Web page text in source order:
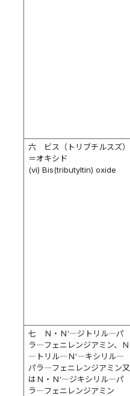
六 ビス（トリブチルスズ）
＝オキシド
(vi) Bis(tributyltin) oxide
七 Ｎ・Ｎ′―ジトリル―パ
ラ―フェニレンジアミン、Ｎ
―トリル―Ｎ′―キシリル―
パラ―フェニレンジアミン又
はＮ・Ｎ′―ジキシリル―パ
ラ―フェニレンジアミン